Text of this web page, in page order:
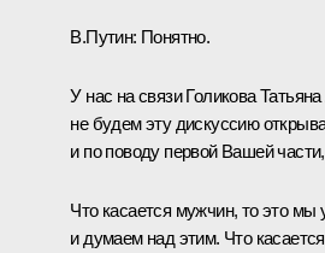
В.Путин: Понятно.
У нас на связи Голикова
не будем эту дискуссию
и по поводу первой Вашей
Что касается мужчин, то это
и думаем над этим. Что